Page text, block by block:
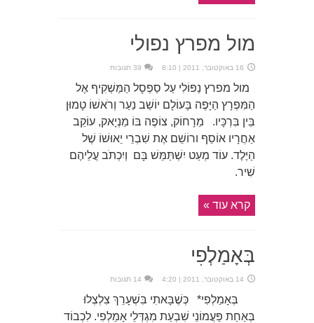
מול מפרץ נפולי
16 באוקטובר, 2011 | 8:10 39 תגובות
מול מפרץ נַפּוֹלִי עַל סַפְסָל הַמַּשְׁקִיף אֶל
הַמִּפְרָץ הַיָּפֶה בָּעוֹלָם יוֹשֵׁב נַעַר וְרֹאשׁוֹ טָמוּן
בֵּין בִּרְכָּיו. מֵרָחוֹק, צוֹפֶה בּוֹ מַנְיָאק, עוֹקֵב
אַחֲרָיו אוֹסֵף ורוֹשֵׁם אֶת שִׁבְרֵי יֵאוּשׁוֹ שֶׁל
הַיֶּלֶד. עוֹד מְעַט יִשְׁתַּמֵּשׁ בָּם וְיִכְתֹב עֲלֵיהֶם
שִׁיר.
קרא עוד »
בְּאָמַלְפִי
14 באוקטובר, 2011 | 4:20 14 תגובות
בְּאָמַלְפִי* כְּשֶׁבָּאתִי בִּשְׁעָרֵךְ צִלְצְלוּ
בְּאַחַת פַּעֲמוֹנֵי שִׁבְעַת מִגְדְּלֵי אָמַלְפִי. לִכְבוֹד